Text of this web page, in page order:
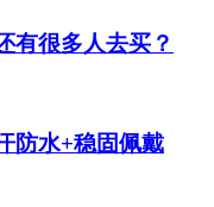
有很多人去买？
防水+稳固佩戴